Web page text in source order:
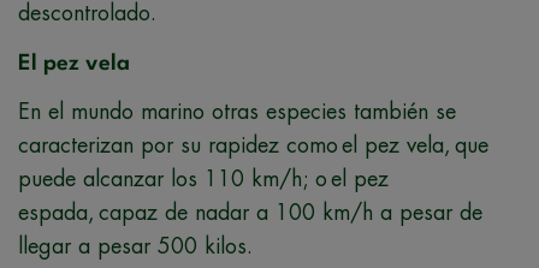
descontrolado.
El pez vela
En el mundo marino otras especies también se
caracterizan por su rapidez como el pez vela, que
puede alcanzar los 110 km/h; o el pez
espada, capaz de nadar a 100 km/h a pesar de
llegar a pesar 500 kilos.